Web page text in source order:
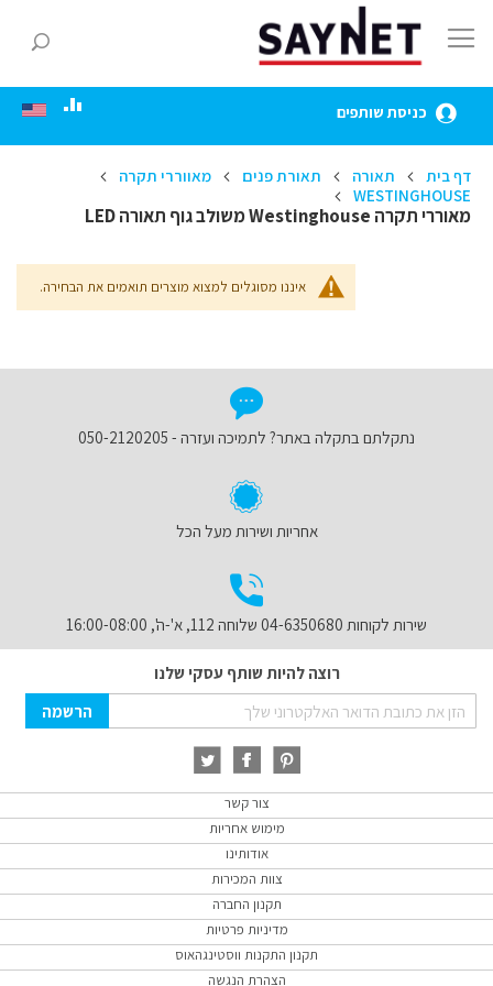
to
Content
כניסת שותפים
דף בית תאורה תאורת פנים
מאווררי תקרה
WESTINGHOUSE
מאוררי תקרה Westinghouse משולב גוף תאורה LED
איננו מסוגלים למצוא מוצרים תואמים את הבחירה.
נתקלתם בתקלה באתר? לתמיכה ועזרה - 050-2120205
אחריות ושירות מעל הכל
שירות לקוחות 04-6350680 שלוחה 112, א'-ה', 16:00-08:00
רוצה להיות שותף עסקי שלנו
Sign
Up
Newsletter:
הרשמה
צור קשר
מימוש אחריות
אודותינו
צוות המכירות
תקנון החברה
מדיניות פרטיות
תקנון התקנות ווסטינגהאוס
הצהרת הנגשה